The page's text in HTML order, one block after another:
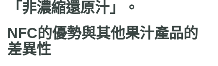
k k
「 非濃縮還原汁 」。
NFC的優勢與其他果汁產品的
差異性